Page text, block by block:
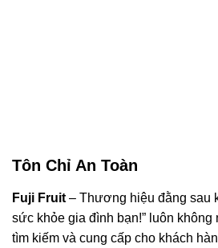
Tôn Chỉ An Toàn
Fuji Fruit – Thương hiệu đằng sau
sức khỏe gia đình bạn!” luôn
tìm kiếm và cung cấp cho khách